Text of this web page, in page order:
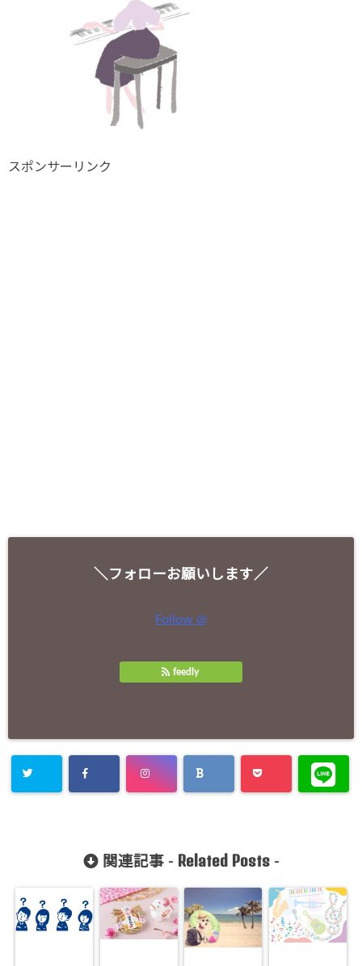
スポンサーリンク
＼フォローお願いします／
Follow @
feedly
関連記事 - Related Posts-